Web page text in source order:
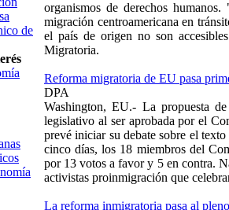
de
organismos de derechos
migración centroamericana en
el país de origen no son
Migratoria.
Reforma migratoria de EU pasa
DPA
Washington, EU.- La propuesta
legislativo al ser aprobada por el
prevé iniciar su debate sobre el
cinco días, los 18 miembros del
por 13 votos a favor y 5 en contra.
activistas proinmigración que
La reforma inmigratoria pasa al